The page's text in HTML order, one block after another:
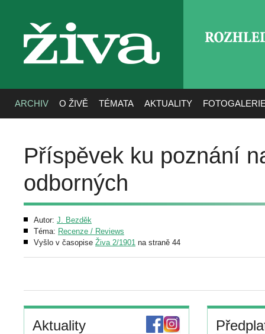
živa
ARCHIV O ŽIVĚ TÉMATA AKTUALITY
Příspěvek ku poznání
odborných
Autor: J. Bezděk
Téma: Recenze / Reviews
Vyšlo v časopise Živa 2/1901 na straně 44
Aktuality